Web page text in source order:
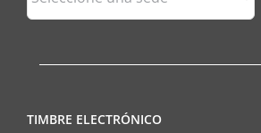
Regionales
TIMBRE ELECTRÓNICO